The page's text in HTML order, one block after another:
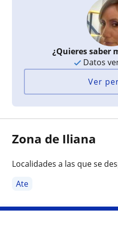
¿Quieres saber
Datos
Ver
Zona de Iliana
Localidades a las que se
Ate